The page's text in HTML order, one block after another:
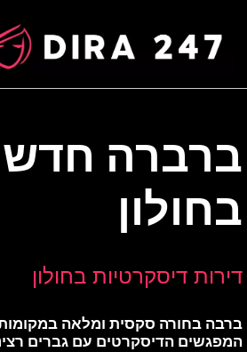
ברברה
בחולון
דירות דיסקרטיות בחולון
ברבה בחורה סקסית ומלאה
המפגשים הדיסקרטים עם גברים